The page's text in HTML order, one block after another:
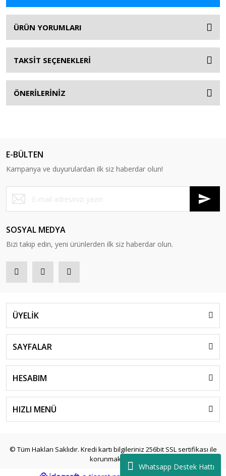
Whatsapp Destek Hattı
ÜRÜN YORUMLARI
TAKSİT SEÇENEKLERİ
ÖNERİLERİNİZ
E-BÜLTEN
Kampanya ve duyurulardan ilk siz haberdar olun!
SOSYAL MEDYA
Bizi takip edin, yeni ürünlerden ilk siz haberdar olun.
ÜYELİK
SAYFALAR
HESABIM
HIZLI MENÜ
© Tüm Hakları Saklıdır. Kredi kartı bilgileriniz 256bit SSL sertifikası ile
korunmaktadır.